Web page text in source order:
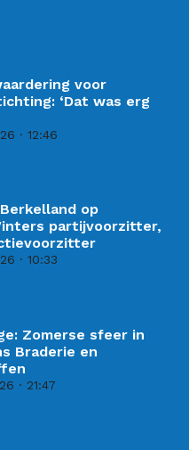
voor
‘Dat was erg
12:46
op
partijvoorzitter,
10:33
Zomerse sfeer in
Braderie en
21:47